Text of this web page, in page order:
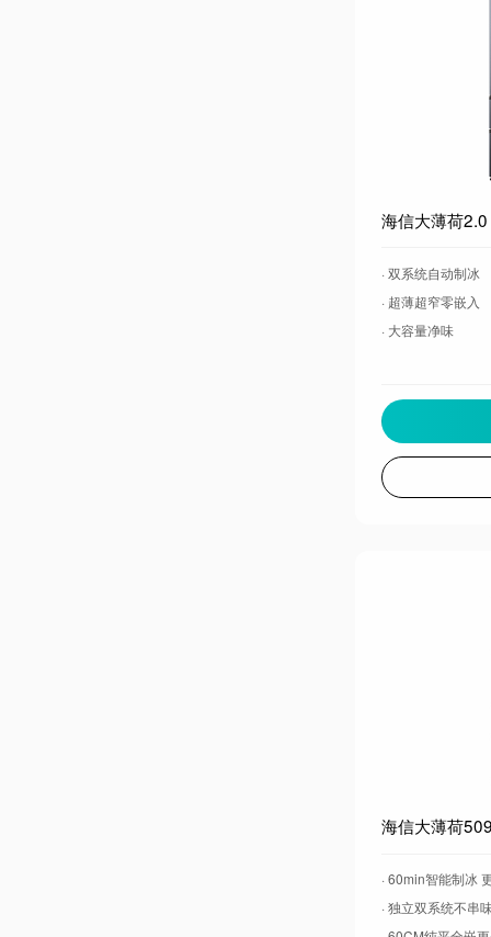
· 双系统自动制冰
· 超薄超窄零嵌入
· 大容量净味
· 60min智能制冰
· 独立双系统不串